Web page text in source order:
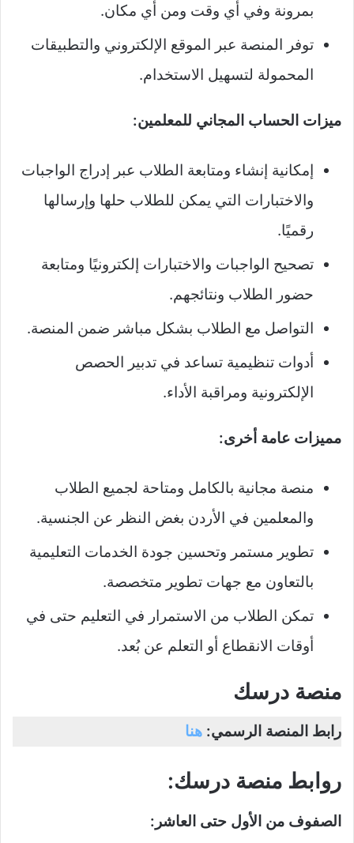
بمرونة وفي أي وقت ومن أي مكان.
توفر المنصة عبر الموقع الإلكتروني والتطبيقات
المحمولة لتسهيل الاستخدام.
ميزات الحساب المجاني للمعلمين:
إمكانية إنشاء ومتابعة الطلاب عبر إدراج الواجبات
والاختبارات التي يمكن للطلاب حلها وإرسالها
رقميًا.
تصحيح الواجبات والاختبارات إلكترونيًا ومتابعة
حضور الطلاب ونتائجهم.
التواصل مع الطلاب بشكل مباشر ضمن المنصة.
أدوات تنظيمية تساعد في تدبير الحصص
الإلكترونية ومراقبة الأداء.
مميزات عامة أخرى:
منصة مجانية بالكامل ومتاحة لجميع الطلاب
والمعلمين في الأردن بغض النظر عن الجنسية.
تطوير مستمر وتحسين جودة الخدمات التعليمية
بالتعاون مع جهات تطوير متخصصة.
تمكن الطلاب من الاستمرار في التعليم حتى في
أوقات الانقطاع أو التعلم عن بُعد.
منصة درسك
رابط المنصة الرسمي: هنا
روابط منصة درسك:
الصفوف من الأول حتى العاشر: